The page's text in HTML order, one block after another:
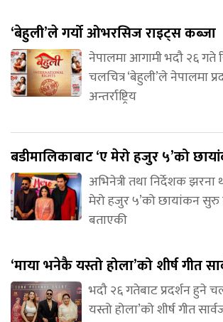
‘बेहुली’ले गर्यो ओभरसिज राइट्स कब्जा
नेपालमा आगामी भदौ २६ गते
चलचित्र ‘बेहुली’ले नेपालमा
अन्तर्राष्ट्रिय
बडीमालिकाबाट ‘ए मेरो हजुर ५’को
अभिनेत्री तथा निर्देशक झरना
मेरो हजुर ५’को छायांकन सुरु
बताएकी
‘माया भनेकै यस्तो होला’को शीर्ष गीत
भदौ २६ गतेबाट प्रदर्शन हुने
यस्तो होला’को शीर्ष गीत